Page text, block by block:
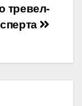
тревел-